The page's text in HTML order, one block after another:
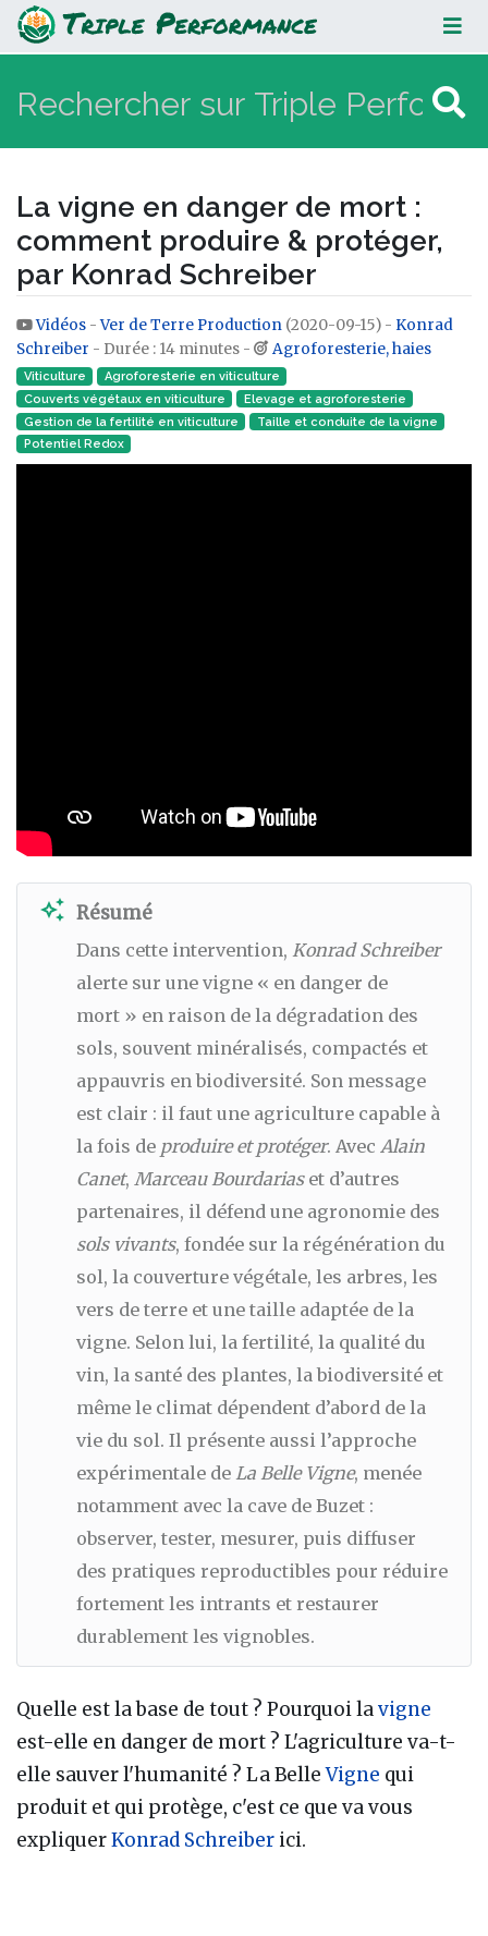
La vigne en danger de mort :
comment produire & protéger, par
Konrad Schreiber
La vigne en danger de mort :
comment produire & protéger,
par Konrad Schreiber
Aller à :navigation,rechercher
Vidéos -Ver de Terre Production (2020-09-15) - Konrad
Schreiber - Durée : 14 minutes - Agroforesterie, haies
Viticulture
Agroforesterie en viticulture
Couverts végétaux en viticulture
Elevage et agroforesterie
Gestion de la fertilité en viticulture
Taille et conduite de la vigne
Potentiel Redox
auto_awesome Résumé
Dans cette intervention, Konrad Schreiber
alerte sur une vigne « en danger de
mort » en raison de la dégradation des
sols, souvent minéralisés, compactés et
appauvris en biodiversité. Son message
est clair : il faut une agriculture capable à
la fois de produire et protéger. Avec Alain
Canet, Marceau Bourdariaset d’autres
partenaires, il défend une agronomie des
sols vivants, fondée sur la régénération du
sol, la couverture végétale, les arbres, les
vers de terre et une taille adaptée de la
vigne. Selon lui, la fertilité, la qualité du
vin, la santé des plantes, la biodiversité et
même le climat dépendent d’abord de la
vie du sol. Il présente aussi l’approche
expérimentale de La Belle Vigne, menée
notamment avec la cave de Buzet :
observer, tester, mesurer, puis diffuser
des pratiques reproductibles pour réduire
fortement les intrants et restaurer
durablement les vignobles.
Quelle est la base de tout ? Pourquoi lavigne
est-elle en danger de mort ? L'agriculture va-t-
elle sauver l'humanité ? La BelleVigne qui
produit et qui protège, c'est ce que va vous
expliquerKonrad Schreiber ici.